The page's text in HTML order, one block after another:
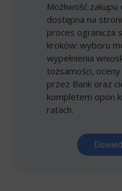
Możliwość
dostępna na
proces ogranicza
kroków: wyboru
wypełnienia
tożsamości,
przez Bank oraz
kompletem opon
ratach.